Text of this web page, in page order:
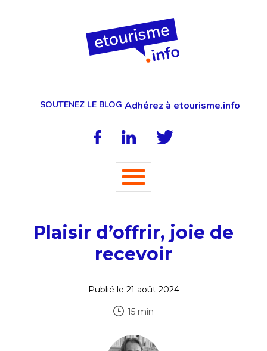
SOUTENEZ LE BLOG Adhérez à etourisme.info
Plaisir d’offrir, joie de
recevoir
Publié le 21 août 2024
15 min